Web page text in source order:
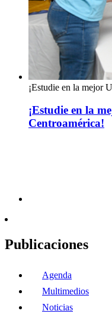
¡Estudie en la mejor
¡Estudie en la
Centroamérica!
Publicaciones
Agenda
Multimedios
Noticias